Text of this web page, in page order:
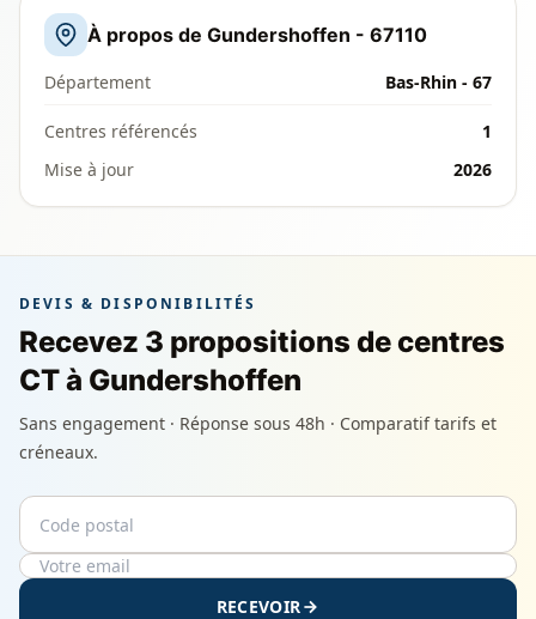
À propos de Gundershoffen - 67110
Département Bas-Rhin - 67
Centres référencés
1
Mise à jour
2026
DEVIS & DISPONIBILITÉS
Recevez 3 propositions de centres
CT à Gundershoffen
Sans engagement · Réponse sous 48h · Comparatif tarifs et
créneaux.
Code postal
Email
RECEVOIR